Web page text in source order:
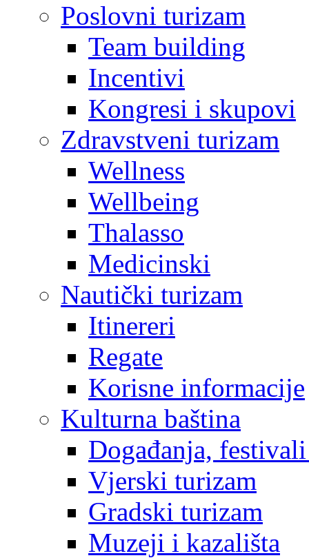
Poslovni turizam
Team building
Incentivi
Kongresi i skupovi
Zdravstveni turizam
Wellness
Wellbeing
Thalasso
Medicinski
Nautički turizam
Itinereri
Regate
Korisne informacije
Kulturna baština
Događanja,
Vjerski turizam
Gradski turizam
Muzeji i kazališta